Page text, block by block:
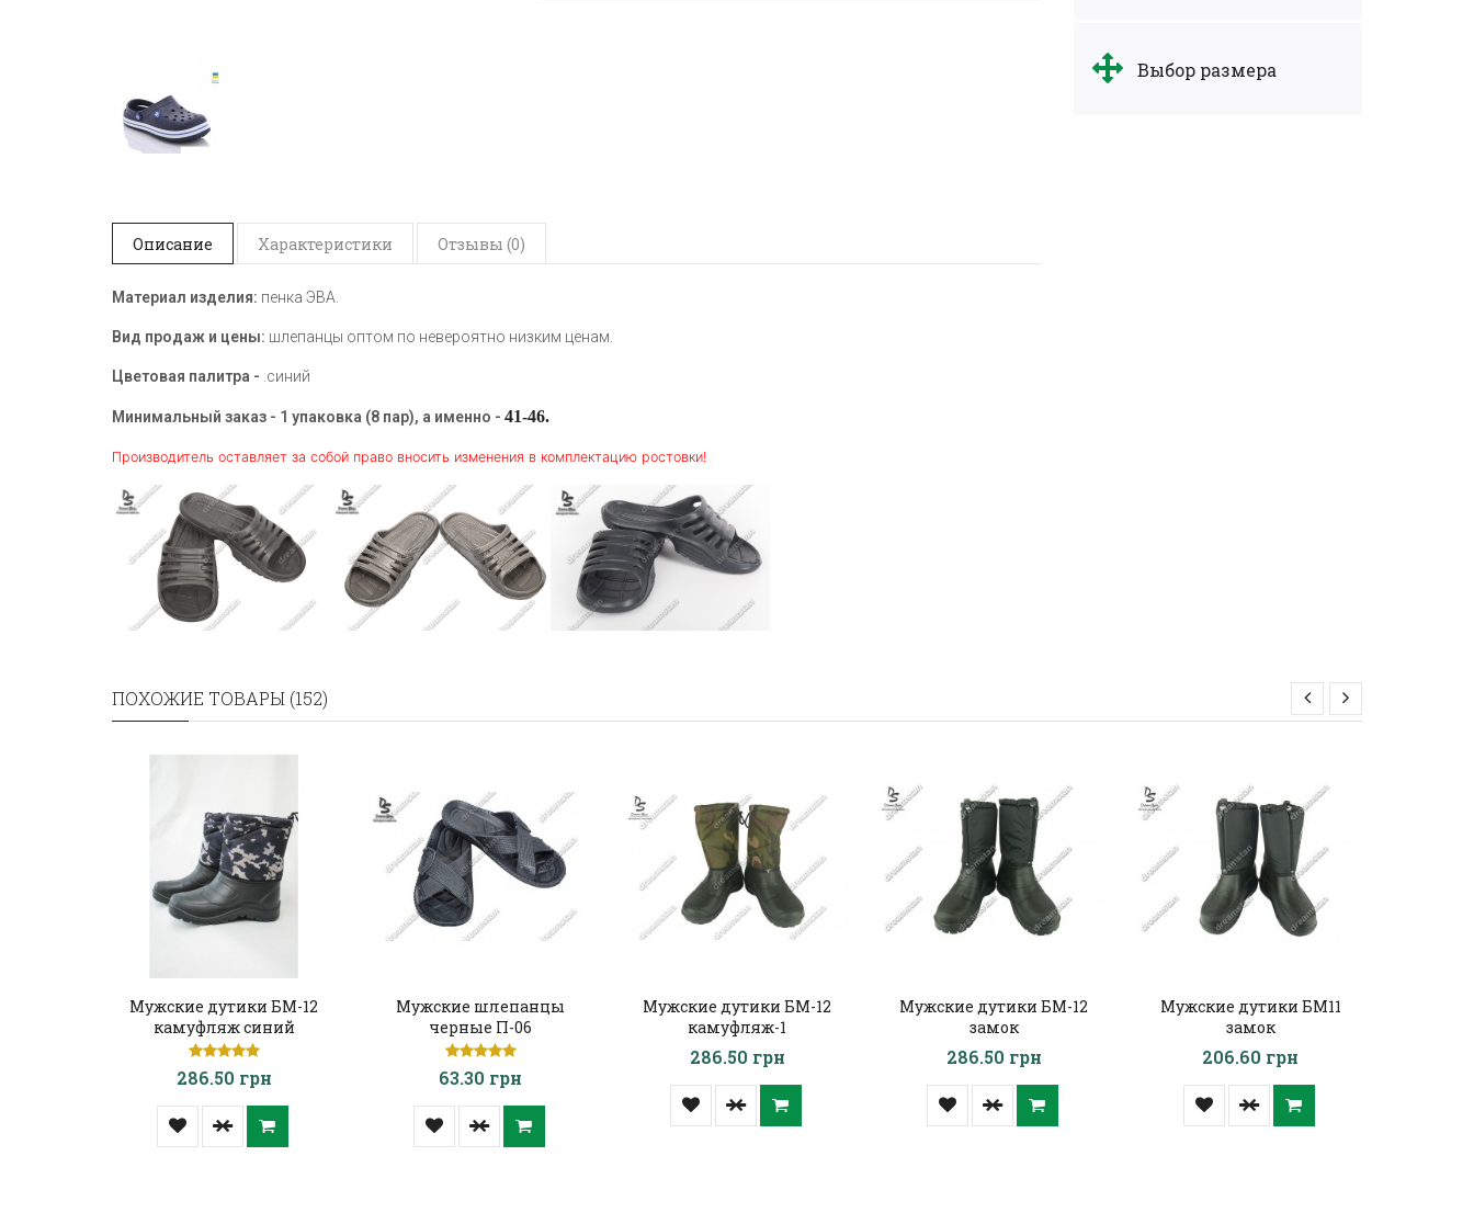
Выбор размера
Описание Характеристики Отзывы (0)
Материал изделия: пенка ЭВА.
Вид продаж и цены: шлепанцы оптом по невероятно низким ценам.
Цветовая палитра - .синий
Минимальный заказ - 1 упаковка (8 пар), а именно - 41-46.
Производитель оставляет за собой право вносить изменения в комплектацию ростовки!
ПОХОЖИЕ ТОВАРЫ (152)
Мужские дутики БМ-12
камуфляж синий
286.50 грн
Мужские шлепанцы
черные П-06
63.30 грн
Мужские дутики БМ-12
камуфляж-1
286.50 грн
Мужские дутики БМ-12
замок
286.50 грн
Мужские дутики БМ11
замок
206.60 грн